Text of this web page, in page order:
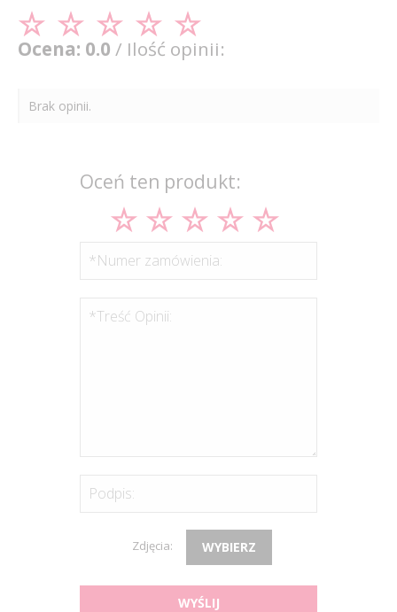
Ocena: 0.0 / Ilość opinii:
Brak opinii.
Oceń ten produkt:
*Numer zamówienia:
*Treść Opinii:
Podpis:
Zdjęcia: WYBIERZ
WYŚLIJ